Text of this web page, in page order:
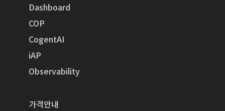
Dashboard
COP
CogentAI
iAP
Observability
가격안내